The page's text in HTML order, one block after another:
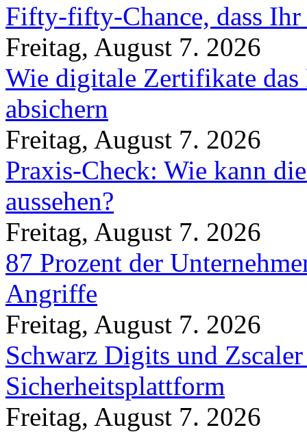
Fifty-fifty-Chance, dass
Freitag, August 7. 2026
Wie digitale Zertifikate
absichern
Freitag, August 7. 2026
Praxis-Check: Wie kann
aussehen?
Freitag, August 7. 2026
87 Prozent der
Angriffe
Freitag, August 7. 2026
Schwarz Digits und
Sicherheitsplattform
Freitag, August 7. 2026